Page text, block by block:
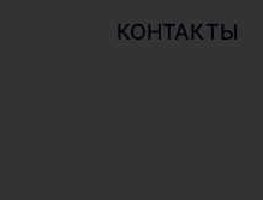
КОНТАКТЫ